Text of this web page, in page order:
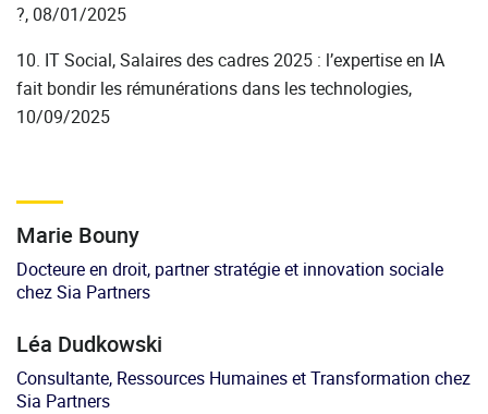
?, 08/01/2025
10. IT Social, Salaires des cadres 2025 : l’expertise en IA
fait bondir les rémunérations dans les technologies,
10/09/2025
Marie Bouny
Docteure en droit, partner stratégie et innovation sociale
chez Sia Partners
Léa Dudkowski
Consultante, Ressources Humaines et Transformation chez
Sia Partners